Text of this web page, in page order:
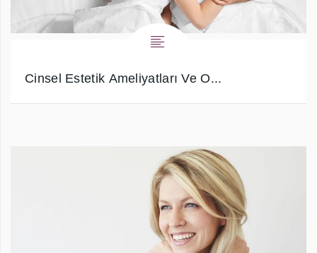
Cinsel Estetik Ameliyatları Ve O...